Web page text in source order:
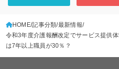
HOME 記事分類 最新情報
令和3年度介護報酬改定でサービス提供
は7年以上職員が30％？